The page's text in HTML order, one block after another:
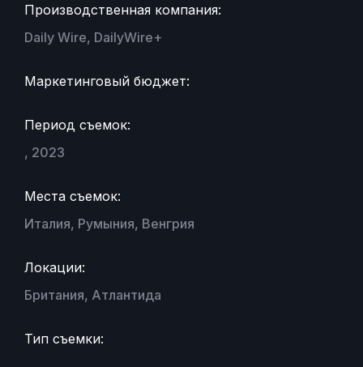
Производственная компания:
Daily Wire, DailyWire+
Маркетинговый бюджет:
Период съемок:
, 2023
Места съемок:
Италия, Румыния, Венгрия
Локации:
Британия, Атлантида
Тип съемки: